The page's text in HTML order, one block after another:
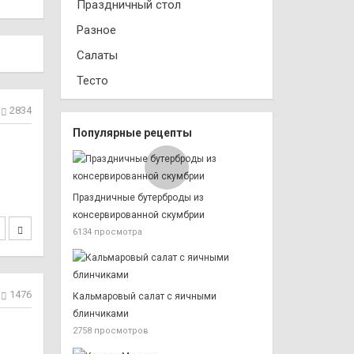
2834
1476
Праздничный стол
Разное
Салаты
Тесто
Популярные рецепты
Праздничные бутерброды из
консервированной скумбрии
6134 просмотра
Кальмаровый салат с яичными
блинчиками
2758 просмотров